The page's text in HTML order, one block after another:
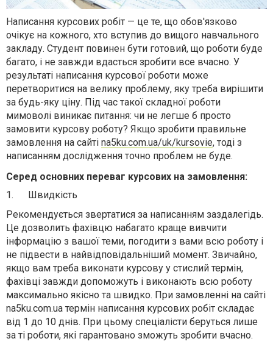
Написання курсових робіт — це те, що обов'язково
очікує на кожного, хто вступив до вищого навчального
закладу. Студент повинен бути готовий, що роботи буде
багато, і не завжди вдасться зробити все вчасно. У
результаті написання курсової роботи може
перетворитися на велику проблему, яку треба вирішити
за будь-яку ціну. Під час такої складної роботи
мимоволі виникає питання: чи не легше б просто
замовити курсову роботу? Якщо зробити правильне
замовлення на сайті na5ku.com.ua/uk/kursovie, тоді з
написанням дослідження точно проблем не буде.
Серед основних переваг курсових на замовлення:
1.
Швидкість
Рекомендується звертатися за написанням заздалегідь.
Це дозволить фахівцю набагато краще вивчити
інформацію з вашої теми, погодити з вами всю роботу і
не підвести в найвідповідальніший момент. Звичайно,
якщо вам треба виконати курсову у стислий термін,
фахівці завжди допоможуть і виконають всю роботу
максимально якісно та швидко. При замовленні на сайті
na5ku.com.ua термін написання курсових робіт складає
від 1 до 10 днів. При цьому спеціалісти беруться лише
за ті роботи, які гарантовано зможуть зробити вчасно.